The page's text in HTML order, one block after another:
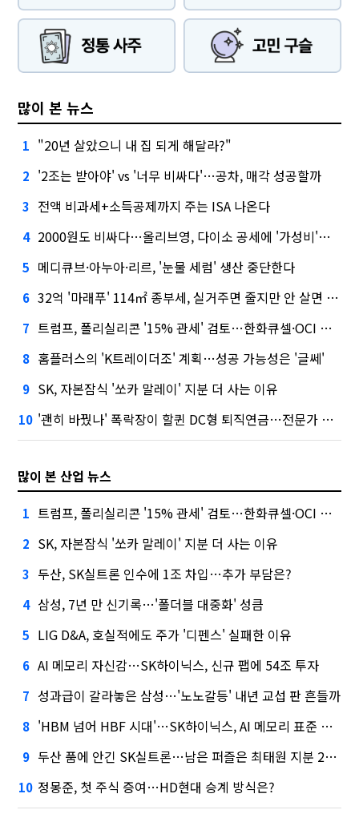
많이 본 뉴스
1 "20년 살았으니 내 집 되게 해달라?"
2 '2조는 받아야' vs '너무 비싸다'…공차, 매각 성공할까
3 전액 비과세+소득공제까지 주는 ISA 나온다
4 2000원도 비싸다…올리브영, 다이소 공세에 '가성비'로 맞불
5 메디큐브·아누아·리르, '눈물 세럼' 생산 중단한다
6 32억 '마래푸' 114㎡ 종부세, 실거주면 줄지만 안 살면 2.5배
7 트럼프, 폴리실리콘 '15% 관세' 검토…한화큐셀·OCI 영향은?
8 홈플러스의 'K트레이더조' 계획…성공 가능성은 '글쎄'
9 SK, 자본잠식 '쏘카 말레이' 지분 더 사는 이유
10 '괜히 바꿨나' 폭락장이 할퀸 DC형 퇴직연금…전문가 조언은
많이 본 산업 뉴스
1 트럼프, 폴리실리콘 '15% 관세' 검토…한화큐셀·OCI 영향은?
2 SK, 자본잠식 '쏘카 말레이' 지분 더 사는 이유
3 두산, SK실트론 인수에 1조 차입…추가 부담은?
4 삼성, 7년 만 신기록…'폴더블 대중화' 성큼
5 LIG D&A, 호실적에도 주가 '디펜스' 실패한 이유
6 AI 메모리 자신감…SK하이닉스, 신규 팹에 54조 투자
7 성과급이 갈라놓은 삼성…'노노갈등' 내년 교섭 판 흔들까
8 'HBM 넘어 HBF 시대'…SK하이닉스, AI 메모리 표준 선점 나섰다
9 두산 품에 안긴 SK실트론…남은 퍼즐은 최태원 지분 29.4%
10 정몽준, 첫 주식 증여…HD현대 승계 방식은?